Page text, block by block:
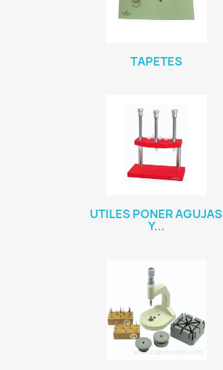
TAPETES
UTILES PONER AGUJAS
Y...